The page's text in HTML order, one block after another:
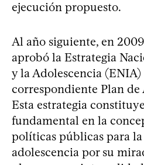
ejecución propuesto.
Al año siguiente, en
aprobó la Estrategia
y la Adolescencia (ENIA)
correspondiente Plan de
Esta estrategia
fundamental en la
políticas públicas para
adolescencia por su